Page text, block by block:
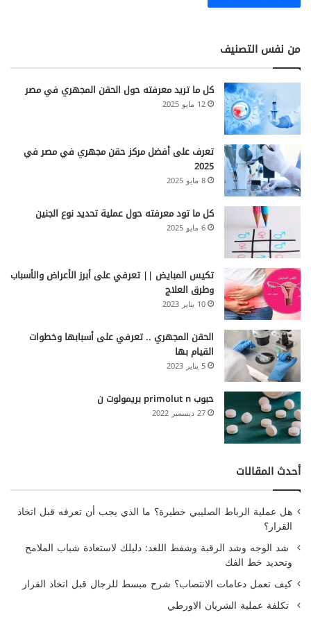
من نفس التصنيف
كل ما تريد معرفته حول الحقن المجهري في مصر
12 مايو 2025
تعرف على أفضل مركز حقن مجهري في مصر في
2025
8 مايو 2025
كل ما تود معرفته حول عملية تحديد نوع الجنين
6 مايو 2025
تكيس المبايض || تعرفي على أبرز الأعراض والأسباب
وطرق العلاج
10 يناير 2023
الحقن المجهري .. تعرفي على أسبابها وخطوات
القيام بها
5 يناير 2023
حبوب primolut n بريمولوت ن
27 ديسمبر 2022
أحدث المقالات
هل عملية الرباط الصليبي خطيرة؟ ما الذي يجب أن تعرفه قبل اتخاذ
القرار؟
شد الوجه وشد الرقبة وشفط اللغد: دليلك لاستعادة شباب الملامح
وتحديد خط الفك
كيف تعمل دعامات الانتصاب؟ شرح مبسط للرجال قبل اتخاذ القرار
تكلفة عملية الشريان الاورطي